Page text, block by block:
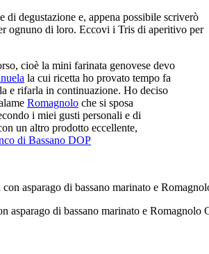
di degustazione e, appena possibile scriverò
ognuno di loro. Eccovi i Tris di aperitivo per
cioè la mini farinata genovese devo
la cui ricetta ho provato tempo fa
e rifarla in continuazione. Ho deciso
Romagnolo che si sposa
i miei gusti personali e di
un altro prodotto eccellente,
di Bassano DOP
asparago di bassano marinato e Romagnolo